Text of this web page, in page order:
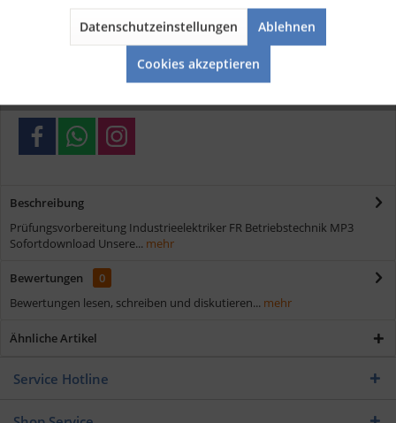
Kostenloser Versand ab € 35,- Bestellwert
Verschiedene Zahlungsmöglichkeiten
Beschreibung
Prüfungsvorbereitung Industrieelektriker FR Betriebstechnik MP3
Sofortdownload Unsere... mehr
Bewertungen
0
Bewertungen lesen, schreiben und diskutieren... mehr
Ähnliche Artikel
Service Hotline
Datenschutzeinstellungen Ablehnen
Cookies akzeptieren